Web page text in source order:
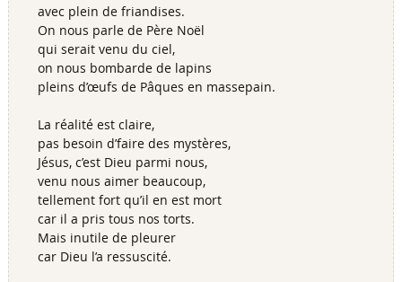
avec plein de friandises.
On nous parle de Père Noël
qui serait venu du ciel,
on nous bombarde de lapins
pleins d’œufs de Pâques en massepain.
La réalité est claire,
pas besoin d’faire des mystères,
Jésus, c’est Dieu parmi nous,
venu nous aimer beaucoup,
tellement fort qu’il en est mort
car il a pris tous nos torts.
Mais inutile de pleurer
car Dieu l’a ressuscité.